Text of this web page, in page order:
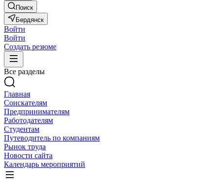
Поиск
Бердянск
Войти
Войти
Создать резюме
Все разделы
Главная
Соискателям
Предпринимателям
Работодателям
Студентам
Путеводитель по компаниям
Рынок труда
Новости сайта
Календарь мероприятий